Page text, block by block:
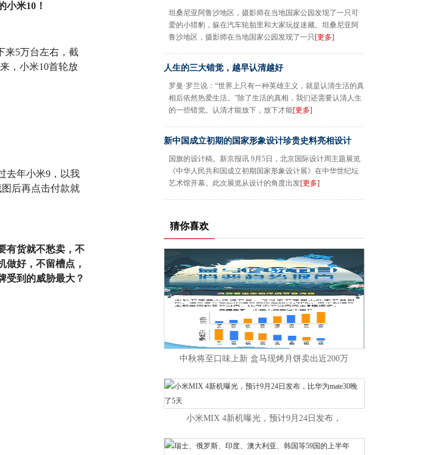
小米10！
来5万台左右，截
，小米10首轮放
去年小米9，以我
后再点击付款就
有货就不愁卖，不
做好，不留槽点，
受到的威胁最大？
坦桑尼亚阿鲁沙地区，摄影师在当地国家公园发现了一只可
爱的小猎豹，躲在汽车轮胎里和大家玩捉迷藏。坦桑尼亚阿
鲁沙地区，摄影师在当地国家公园发现了一只 [更多]
人生的三大错觉，越早认清越好
罗曼·罗兰说：“世界上只有一种英雄主义，就是认清生活的真
相后依然热爱生活。”除了生活的真相，我们还需要认清人生
的一些错觉。认清才能放下，放下才能[更多]
新中国成立初期的国家形象设计珍贵史料亮相设计
国旗的设计稿。新京报讯 9月5日，北京国际设计周主题展览
《中华人民共和国成立初期国家形象设计展》在中华世纪坛
艺术馆开幕。此次展览从设计的角度出发[更多]
猜你喜欢
中秋将至口味上新 盒马现烤月饼卖出近200万
小米MIX 4新机曝光，预计9月24日发布，